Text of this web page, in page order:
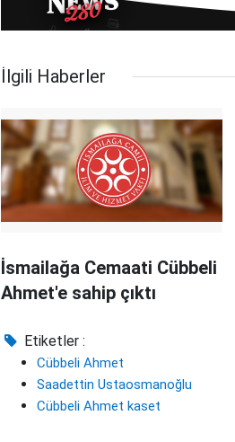
İlgili Haberler
İsmailağa Cemaati Cübbeli
Ahmet'e sahip çıktı
Etiketler :
Cübbeli Ahmet
Saadettin Ustaosmanoğlu
Cübbeli Ahmet kaset